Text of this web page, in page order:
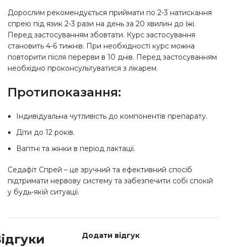
Дорослим рекомендується приймати по 2-3 натискання
спрею під язик 2-3 рази на день за 20 хвилин до їжі.
Перед застосуванням збовтати. Курс застосування
становить 4-6 тижнів. При необхідності курс можна
повторити після перерви в 10 днів. Перед застосуванням
необхідно проконсультуватися з лікарем.
Протипоказання:
Індивідуальна чутливість до компонентів препарату.
Діти до 12 років.
Вагітні та жінки в період лактації.
Седафіт Спрей – це зручний та ефективний спосіб
підтримати нервову систему та забезпечити собі спокій
у будь-якій ситуації.
Додати відгук